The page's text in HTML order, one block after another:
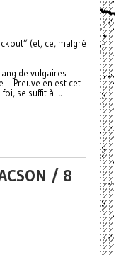
(et, ce, malgré
de vulgaires
Preuve en est cet
se suffit à lui-
/ 8